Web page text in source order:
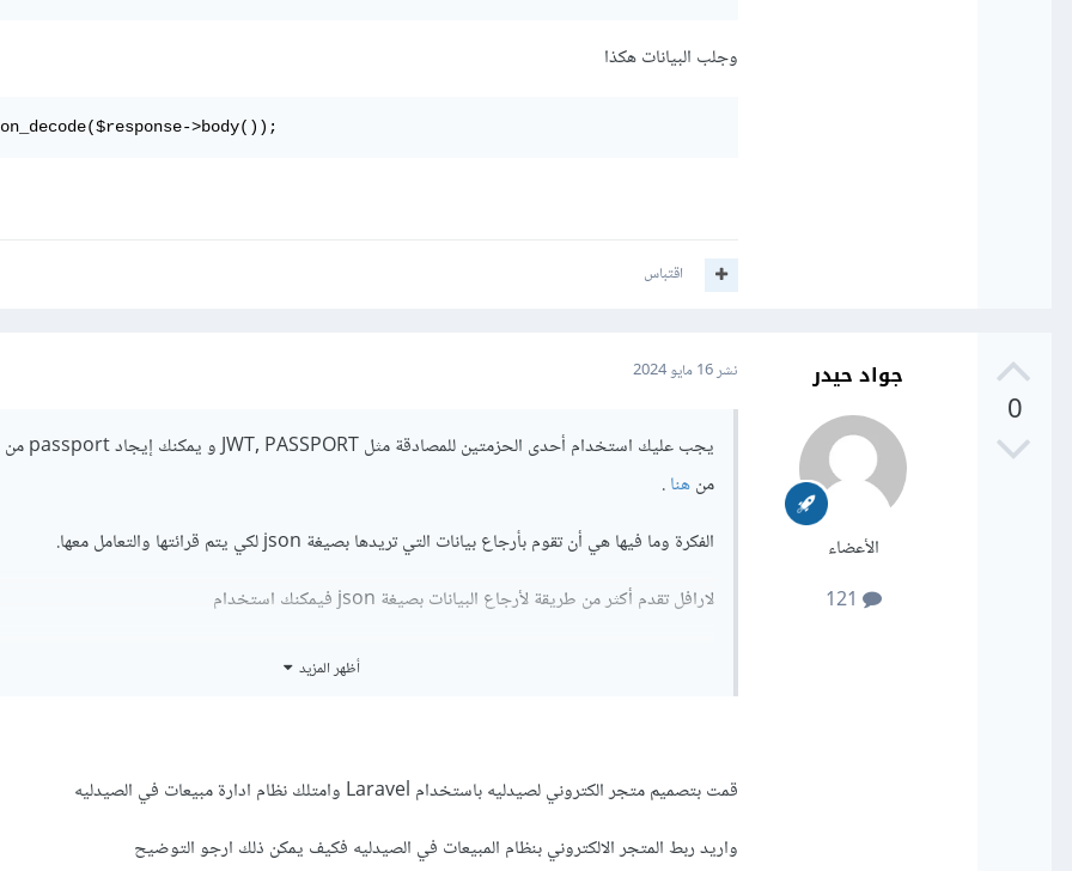
وجلب البيانات هكذا
>body());
اقتباس
0
جواد حيدر
الأعضاء
نشر16 مايو 2024
يجب عليك استخدام أحدى الحزمتين للمصادقة مثل JWT, PASSPORT و يمكنك إيجاد passport من
منهنا.
الفكرة وما فيها هي أن تقوم بأرجاع بيانات التي تريدها بصيغة json لكي يتم قرائتها والتعامل معها.
لارافل تقدم أكثر من طريقة لأرجاع البيانات بصيغة json فيمكنك استخدام
في الموقع التي تريد جلب البيانات إليه من موقع أخر يمكنك استخدام curl لجلب البيانات أو يمكنك
استخدام guzzle فمثلا يمكنك الاتصال ب api هكذا
أظهر المزيد
قمت بتصميم متجر الكتروني لصيدليه باستخدام Laravel وامتلك نظام ادارة مبيعات في الصيدليه
واريد ربط المتجر الالكتروني بنظام المبيعات في الصيدليه فكيف يمكن ذلك ارجو التوضيح